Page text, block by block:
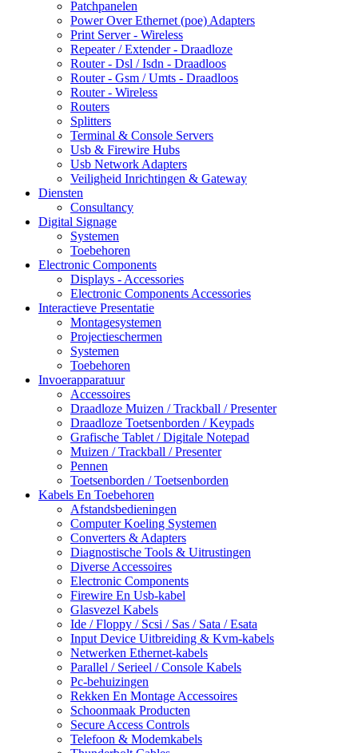
Patchpanelen
Power Over Ethernet (poe) Adapters
Print Server - Wireless
Repeater / Extender - Draadloze
Router - Dsl / Isdn - Draadloos
Router - Gsm / Umts - Draadloos
Router - Wireless
Routers
Splitters
Terminal & Console Servers
Usb & Firewire Hubs
Usb Network Adapters
Veiligheid Inrichtingen & Gateway
Diensten
Consultancy
Digital Signage
Systemen
Toebehoren
Electronic Components
Displays - Accessories
Electronic Components Accessories
Interactieve Presentatie
Montagesystemen
Projectieschermen
Systemen
Toebehoren
Invoerapparatuur
Accessoires
Draadloze Muizen / Trackball / Presenter
Draadloze Toetsenborden / Keypads
Grafische Tablet / Digitale Notepad
Muizen / Trackball / Presenter
Pennen
Toetsenborden / Toetsenborden
Kabels En Toebehoren
Afstandsbedieningen
Computer Koeling Systemen
Converters & Adapters
Diagnostische Tools & Uitrustingen
Diverse Accessoires
Electronic Components
Firewire En Usb-kabel
Glasvezel Kabels
Ide / Floppy / Scsi / Sas / Sata / Esata
Input Device Uitbreiding & Kvm-kabels
Netwerken Ethernet-kabels
Parallel / Serieel / Console Kabels
Pc-behuizingen
Rekken En Montage Accessoires
Schoonmaak Producten
Secure Access Controls
Telefoon & Modemkabels